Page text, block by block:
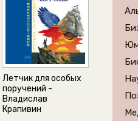
Летчик для особых
поручений -
Владислав
Крапивин